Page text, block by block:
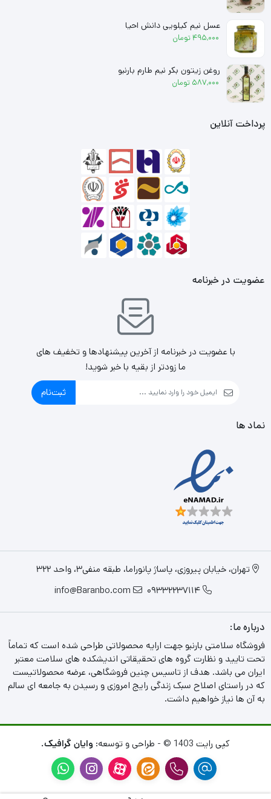
عسل نیم کیلویی دانش احیا
495,000تومان
روغن زیتون بکر نیم طارم بارنبو
587,000 تومان
پرداخت آنلاین
عضویت در خبرنامه
با عضویت در خبرنامه از آخرین پیشنهادها و تخفیف های
ما زودتر از بقیه با خبر شوید!
ثبت‌نام
نماد ها
تهران، خیابان پیروزی، پاساژ پانوراما، طبقه منفی3، واحد 322
09332237114
info@Baranbo.com
درباره ما:
فروشگاه سلامتی بارنبو جهت ارایه محصولاتی طراحی شده است که تماماً
تحت تایید و نظارت گروه های تحقیقاتی اندیشکده های سلامت معتبر
ایران می باشد. هدف از تاسیس چنین فروشگاهی، عرضه محصولاتیست
که در راستای اصلاح سبک زندگی رایج امروزی و رسیدن به جامعه ای سالم
به آن ها نیاز خواهیم داشت.
کپی رایت 1403 © - طراحی و توسعه: وایان گرافیک.